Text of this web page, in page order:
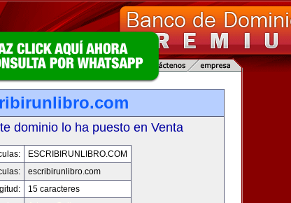
dominio lo ha puesto en Venta
ESCRIBIRUNLIBRO.COM
escribirunlibro.com
15 caracteres